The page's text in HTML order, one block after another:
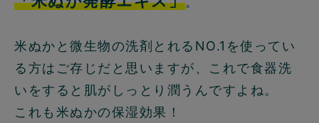
米ぬかと微生物の洗剤とれるNO.1を使ってい
る方はご存じだと思いますが、これで食器洗
いをすると肌がしっとり潤うんですよね。
これも米ぬかの保湿効果！